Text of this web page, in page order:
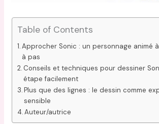
Table of Contents
Approcher Sonic : un personnage animé
à pas
Conseils et techniques pour dessiner
étape facilement
Plus que des lignes : le dessin comme
sensible
Auteur/autrice